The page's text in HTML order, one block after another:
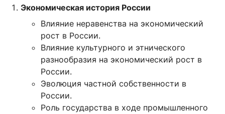
Экономическая история России
Влияние неравенства на экономический
рост в России.
Влияние культурного и этнического
разнообразия на экономический рост в
России.
Эволюция частной собственности в
России.
Роль государства в ходе промышленного